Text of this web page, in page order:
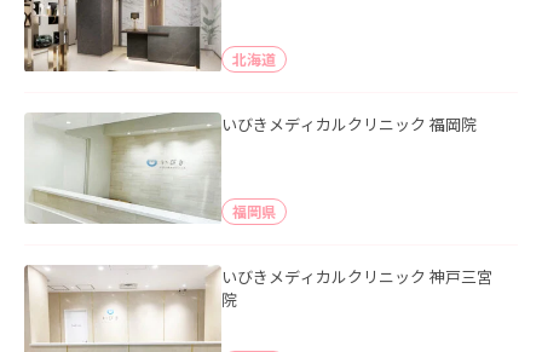
北海道
いびきメディカルクリニック 福岡院
福岡県
いびきメディカルクリニック 神戸三宮
院